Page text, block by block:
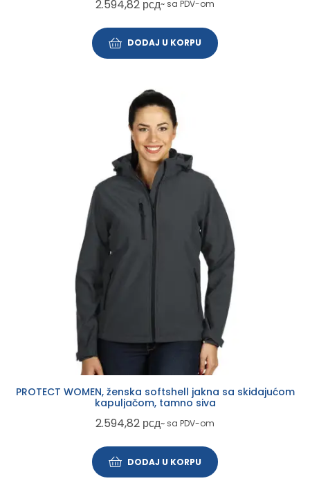
2.594,82 рсд~ sa PDV-om
DODAJ U KORPU
PROTECT WOMEN, ženska softshell jakna sa skidajućom
kapuljačom, tamno siva
2.594,82 рсд~ sa PDV-om
DODAJ U KORPU